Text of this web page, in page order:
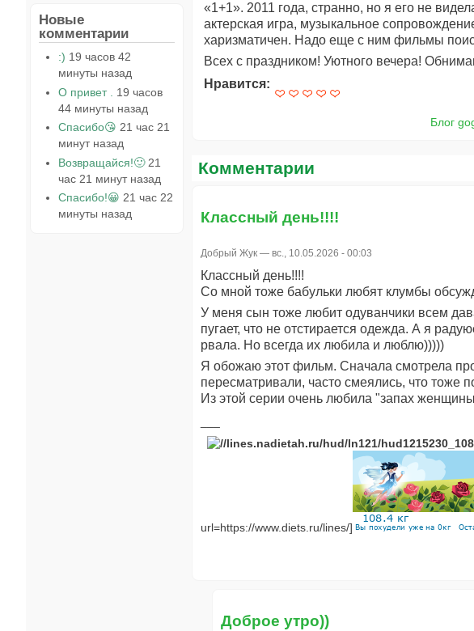
«1+1». 2011 года, странно, но я его не
актерская игра, музыкальное
харизматичен. Надо еще с ним фильмы
Всех с праздником! Уютного вечера!
Нравится:
Блог
Комментарии
Классный день!!!!
Добрый Жук — вс., 10.05.2026 - 00:03
Классный день!!!!
Со мной тоже бабульки любят клумбы
У меня сын тоже любит одуванчики всем
пугает, что не отстирается одежда. А я
рвала. Но всегда их любила и люблю)))))
Я обожаю этот фильм. Сначала смотрела
пересматривали, часто смеялись, что тоже
Из этой серии очень любила "запах
url=https://www.diets.ru/lines/]
Доброе утро))
Новые
комментарии
:) 19 часов 42
минуты назад
О привет .
19 часов
44 минуты назад
Спасибо😘 21 час 21
минут назад
Возвращайся!🙂 21
час 21 минут назад
Спасибо!😀 21 час 22
минуты назад